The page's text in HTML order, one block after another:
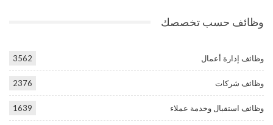
وظائف حسب تخصصك
وظائف إدارة أعمال 3562
وظائف شركات 2376
وظائف استقبال وخدمة عملاء 1639